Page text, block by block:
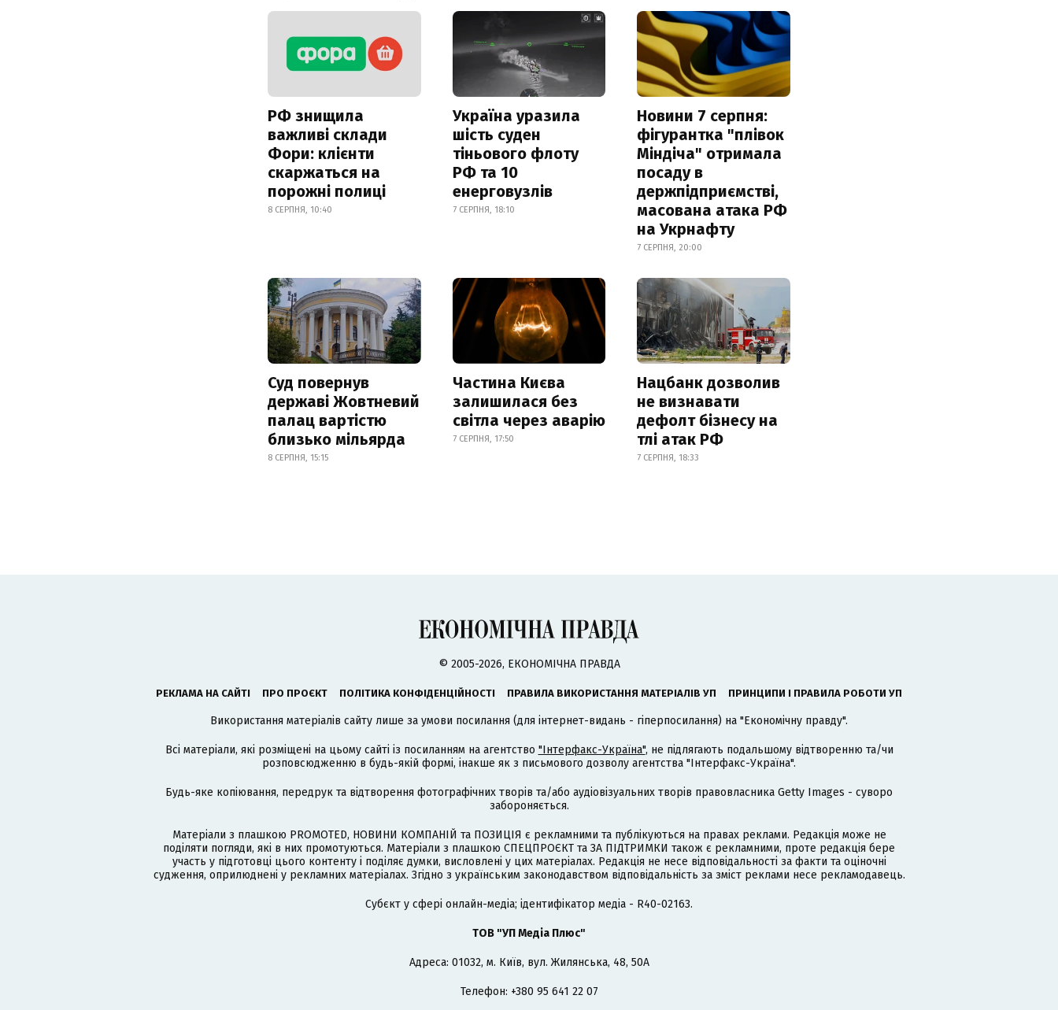
РФ знищила
важливі склади
Фори: клієнти
скаржаться на
порожні полиці
8 СЕРПНЯ, 10:40
Україна уразила
шість суден
тіньового флоту
РФ та 10
енерговузлів
7 СЕРПНЯ, 18:10
Новини 7 серпня:
фігурантка "плівок
Міндіча" отримала
посаду в
держпідприємстві,
масована атака РФ
на Укрнафту
7 СЕРПНЯ, 20:00
Суд повернув
державі Жовтневий
палац вартістю
близько мільярда
8 СЕРПНЯ, 15:15
Частина Києва
залишилася без
світла через аварію
7 СЕРПНЯ, 17:50
Нацбанк дозволив
не визнавати
дефолт бізнесу на
тлі атак РФ
7 СЕРПНЯ, 18:33
© 2005-2026, ЕКОНОМІЧНА ПРАВДА
РЕКЛАМА НА САЙТІ ПРО ПРОЄКТ ПОЛІТИКА КОНФІДЕНЦІЙНОСТІ ПРАВИЛА ВИКОРИСТАННЯ МАТЕРІАЛІВ УП ПРИНЦИПИ І ПРАВИЛА РОБОТИ УП
Використання матеріалів сайту лише за умови посилання (для інтернет-видань - гіперпосилання) на "Економічну правду".
Всі матеріали, які розміщені на цьому сайті із посиланням на агентство "Інтерфакс-Україна", не підлягають подальшому відтворенню та/чи
розповсюдженню в будь-якій формі, інакше як з письмового дозволу агентства "Інтерфакс-Україна".
Будь-яке копіювання, передрук та відтворення фотографічних творів та/або аудіовізуальних творів правовласника Getty Images - суворо
забороняється.
Матеріали з плашкою PROMOTED, НОВИНИ КОМПАНІЙ та ПОЗИЦІЯ є рекламними та публікуються на правах реклами. Редакція може не
поділяти погляди, які в них промотуються. Матеріали з плашкою СПЕЦПРОЄКТ та ЗА ПІДТРИМКИ також є рекламними, проте редакція бере
участь у підготовці цього контенту і поділяє думки, висловлені у цих матеріалах. Редакція не несе відповідальності за факти та оціночні
судження, оприлюднені у рекламних матеріалах. Згідно з українським законодавством відповідальність за зміст реклами несе рекламодавець.
Cубєкт у сфері онлайн-медіа; ідентифікатор медіа - R40-02163.
ТОВ "УП Медіа Плюс"
Адреса: 01032, м. Київ, вул. Жилянська, 48, 50А
Телефон: +380 95 641 22 07